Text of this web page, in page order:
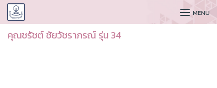
CUDAA MENU
คุณชรัชต์ ชัยวัชราภรณ์ รุ่น 34